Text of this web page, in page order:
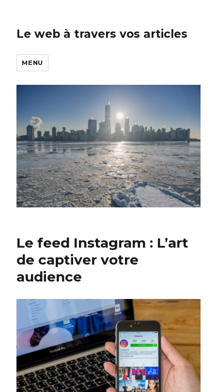
Le web à travers vos articles
MENU
Le feed Instagram : L’art
de captiver votre
audience